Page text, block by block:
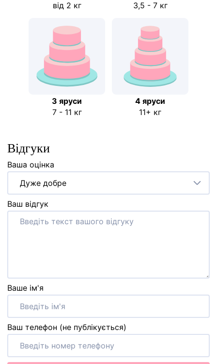
від 2 кг
3,5 - 7 кг
3 яруси
7 - 11 кг
4 яруси
11+ кг
Відгуки
Ваша оцінка
Дуже добре
Ваш відгук
Ваше ім'я
Ваш телефон (не публікується)